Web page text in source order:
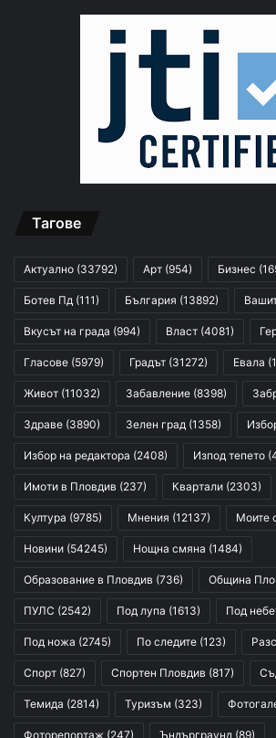
Тагове
Актуално (33792) Арт (954) Бизнес
Ботев Пд (111) България (13892)
Вкусът на града (994) Власт (4081)
Гласове (5979) Градът (31272) Евала
Живот (11032) Забавление (8398)
Здраве (3890) Зелен град (1358)
Избор на редактора (2408) Изпод тепето
Имоти в Пловдив (237) Квартали (2303)
Култура (9785) Мнения (12137) Моите
Новини (54245) Нощна смяна (1484)
Образование в Пловдив (736) Община
ПУЛС (2542) Под лупа (1613) Под
Под ножа (2745) По следите (123)
Спорт (827) Спортен Пловдив (817)
Темида (2814) Туризъм (323)
Фоторепортаж (247) Ъндърграунд (89)